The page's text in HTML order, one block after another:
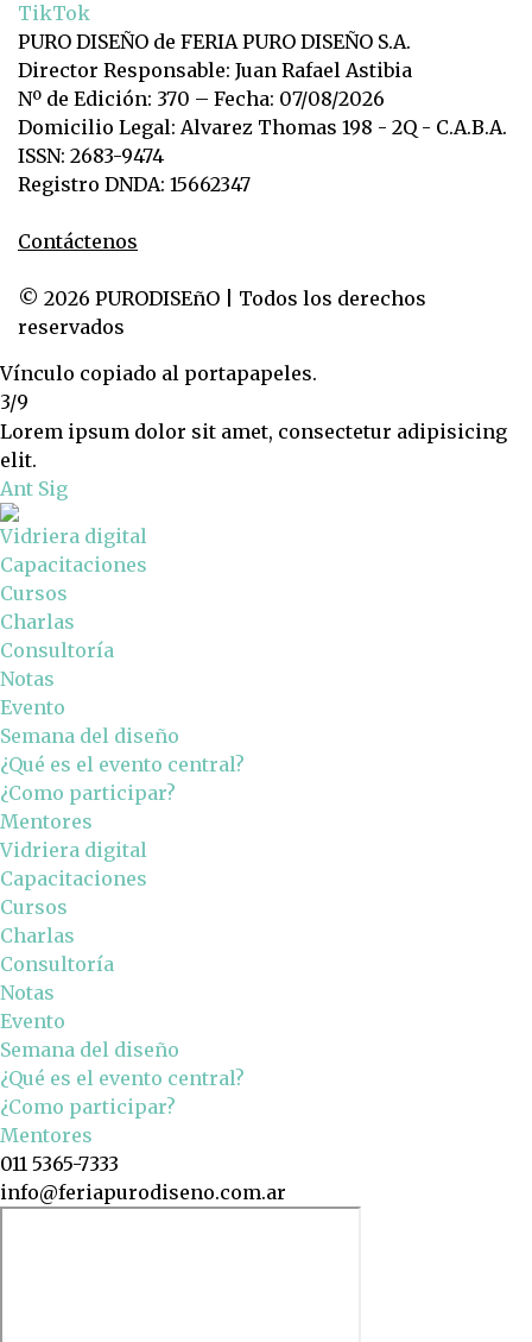
TikTok
PURO DISEÑO de FERIA PURO DISEÑO S.A.
Director Responsable: Juan Rafael Astibia
Nº de Edición: 370 – Fecha: 07/08/2026
Domicilio Legal: Alvarez Thomas 198 - 2Q - C.A.B.A.
ISSN: 2683-9474
Registro DNDA: 15662347
Contáctenos
© 2026 PURODISEñO | Todos los derechos
reservados
Vínculo copiado al portapapeles.
3/9
Lorem ipsum dolor sit amet, consectetur adipisicing
elit.
Ant Sig
Vidriera digital
Capacitaciones
Cursos
Charlas
Consultoría
Notas
Evento
Semana del diseño
¿Qué es el evento central?
¿Como participar?
Mentores
Vidriera digital
Capacitaciones
Cursos
Charlas
Consultoría
Notas
Evento
Semana del diseño
¿Qué es el evento central?
¿Como participar?
Mentores
011 5365-7333
info@feriapurodiseno.com.ar